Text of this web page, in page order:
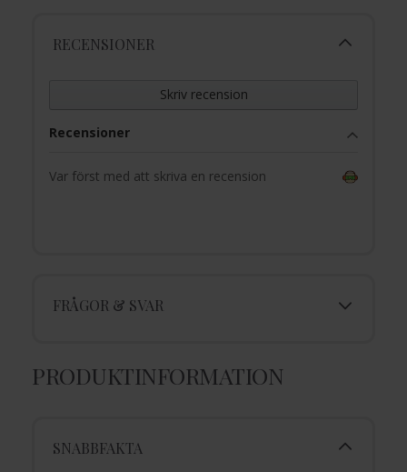
RECENSIONER
Skriv recension
Recensioner
Var först med att skriva en recension
FRÅGOR & SVAR
PRODUKTINFORMATION
SNABBFAKTA